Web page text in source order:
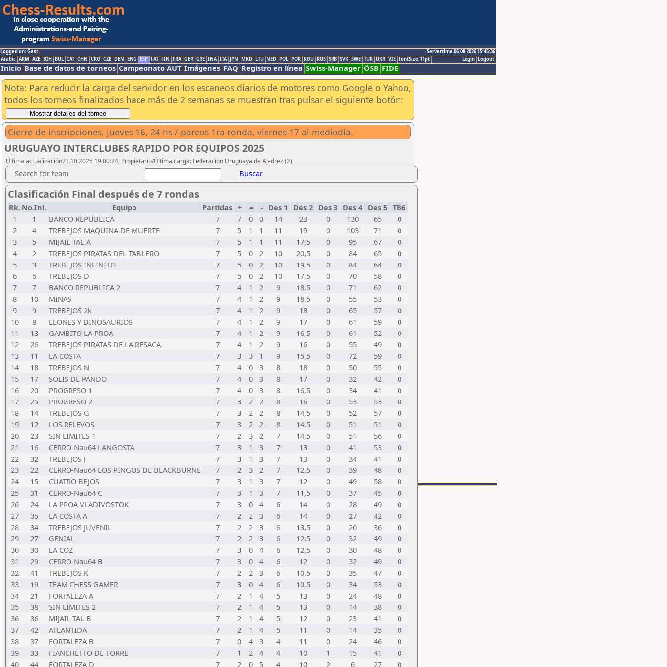
Logged on: Gast
Servertime 06.08.2026 15:45:36
Logout
Login
Arabic ARM AZE BIH BUL CAT CHN CRO CZE DEN ENG ESP FAI FIN FRA GER GRE INA ITA JPN MKD LTU NED POL POR ROU RUS SRB SVK SWE TUR UKR VIE FontSize:11pt
Inicio Base de datos de torneos Campeonato AUT Imágenes FAQ Registro en línea Swiss-Manager ÖSB FIDE
Nota: Para reducir la carga del servidor en los escaneos diarios de motores como Google o Yahoo,
todos los torneos finalizados hace más de 2 semanas se muestran tras pulsar el siguiente botón:
Cierre de inscripciones, jueves 16, 24 hs / pareos 1ra ronda, viernes 17 al mediodía.
URUGUAYO INTERCLUBES RAPIDO POR EQUIPOS 2025
Última actualización21.10.2025 19:00:24, Propietario/Última carga: Federacion Uruguaya de Ajedrez (2)
Search for team Buscar
Clasificación Final después de 7 rondas
Rk. No.Ini. Equipo Partidas + = - Des 1 Des 2 Des 3 Des 4 Des 5 TB6
1
1 BANCO REPUBLICA 7 7 0 0 14 23 0 130 65
0
2
4 TREBEJOS MAQUINA DE MUERTE 7 5 1 1 11 19 0 103 71
0
3
5 MIJAIL TAL A 7 5 1 1 11 17,5 0 95 67
0
4
2 TREBEJOS PIRATAS DEL TABLERO 7 5 0 2 10 20,5 0 84 65
0
5
3 TREBEJOS INFINITO 7 5 0 2 10 19,5 0 84 64
0
6
6 TREBEJOS D 7 5 0 2 10 17,5 0 70 58
0
7
7 BANCO REPUBLICA 2 7 4 1 2 9 18,5 0 71 62
0
8
10 MINAS 7 4 1 2 9 18,5 0 55 53
0
9
9 TREBEJOS 2k 7 4 1 2 9 18 0 65 57
0
10
8 LEONES Y DINOSAURIOS 7 4 1 2 9 17 0 61 59
0
11
13 GAMBITO LA PROA 7 4 1 2 9 16,5 0 61 52
0
12
26 TREBEJOS PIRATAS DE LA RESACA 7 4 1 2 9 16 0 55 49
0
13
11 LA COSTA 7 3 3 1 9 15,5 0 72 59
0
14
18 TREBEJOS N 7 4 0 3 8 18 0 50 55
0
15
17 SOLIS DE PANDO 7 4 0 3 8 17 0 32 42
0
16
20 PROGRESO 1 7 4 0 3 8 16,5 0 34 41
0
17
25 PROGRESO 2 7 3 2 2 8 16 0 53 53
0
18
14 TREBEJOS G 7 3 2 2 8 14,5 0 52 57
0
19
12 LOS RELEVOS 7 3 2 2 8 14,5 0 51 51
0
20
23 SIN LIMITES 1 7 2 3 2 7 14,5 0 51 56
0
21
16 CERRO-Nau64 LANGOSTA 7 3 1 3 7 13 0 41 53
0
22
32 TREBEJOS J 7 3 1 3 7 13 0 34 41
0
23
22 CERRO-Nau64 LOS PINGOS DE BLACKBURNE 7 2 3 2 7 12,5 0 39 48
0
24
15 CUATRO BEJOS 7 3 1 3 7 12 0 49 58
0
25
31 CERRO-Nau64 C 7 3 1 3 7 11,5 0 37 45
0
26
24 LA PROA VLADIVOSTOK 7 3 0 4 6 14 0 28 49
0
27
35 LA COSTA A 7 2 2 3 6 14 0 27 42
0
28
34 TREBEJOS JUVENIL 7 2 2 3 6 13,5 0 20 36
0
29
27 GENIAL 7 2 2 3 6 12,5 0 32 49
0
30
30 LA COZ 7 3 0 4 6 12,5 0 30 48
0
31
29 CERRO-Nau64 B 7 3 0 4 6 12 0 32 49
0
32
41 TREBEJOS K 7 2 2 3 6 10,5 0 35 47
0
33
19 TEAM CHESS GAMER 7 3 0 4 6 10,5 0 34 53
0
34
21 FORTALEZA A 7 2 1 4 5 13 0 24 48
0
35
38 SIN LIMITES 2 7 2 1 4 5 13 0 14 38
0
36
36 MIJAIL TAL B 7 2 1 4 5 12 0 23 41
0
37
42 ATLANTIDA 7 2 1 4 5 11 0 14 35
0
38
37 FORTALEZA B 7 0 4 3 4 11 0 24 46
0
39
33 FIANCHETTO DE TORRE 7 1 2 4 4 10 1 15 41
0
40
44 FORTALEZA D 7 2 0 5 4 10 2 6 27 0